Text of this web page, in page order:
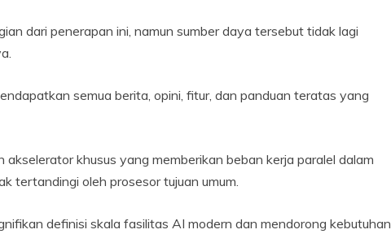
dari penerapan ini, namun sumber daya tersebut tidak lagi
semua berita, opini, fitur, dan panduan teratas yang
khusus yang memberikan beban kerja paralel dalam
tertandingi oleh prosesor tujuan umum.
definisi skala fasilitas AI modern dan mendorong kebutuhan